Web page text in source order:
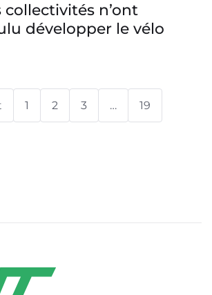
collectivités n’ont
développer le vélo
1 2 3 … 19